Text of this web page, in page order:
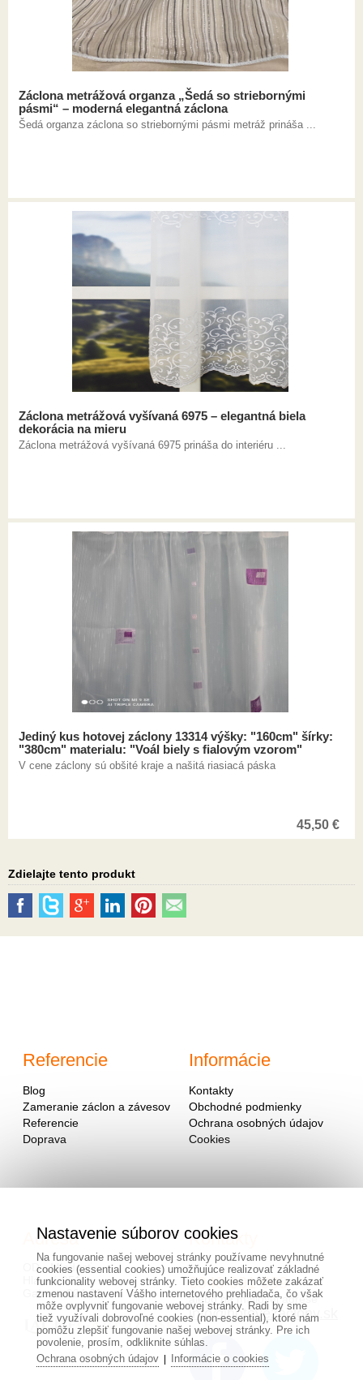
Záclona metrážová organza „Šedá so striebornými
pásmi“ – moderná elegantná záclona
Šedá organza záclona so striebornými pásmi metráž prináša ...
Záclona metrážová vyšívaná 6975 – elegantná biela
dekorácia na mieru
Záclona metrážová vyšívaná 6975 prináša do interiéru ...
Jediný kus hotovej záclony 13314 výšky: "160cm" šírky:
"380cm" materialu: "Voál biely s fialovým vzorom"
V cene záclony sú obšité kraje a našitá riasiacá páska
45,50 €
Zdielajte tento produkt
Referencie
Blog
Zameranie záclon a závesov
Referencie
Doprava
Informácie
Kontakty
Obchodné podmienky
Ochrana osobných údajov
Cookies
Adresa
OD - Mladosť
Hlavná 951
Galanta 924 01
Kontakty
0940 091 999
alebo na mailovej adrese
info@hotovezaclony.sk
Nastavenie súborov cookies
Na fungovanie našej webovej stránky používame nevyhnutné
cookies (essential cookies) umožňujúce realizovať základné
funkcionality webovej stránky. Tieto cookies môžete zakázať
zmenou nastavení Vášho internetového prehliadača, čo však
môže ovplyvniť fungovanie webovej stránky. Radi by sme
tiež využívali dobrovoľné cookies (non-essential), ktoré nám
pomôžu zlepšiť fungovanie našej webovej stránky. Pre ich
povolenie, prosím, odkliknite súhlas.
Ochrana osobných údajov| Informácie o cookies